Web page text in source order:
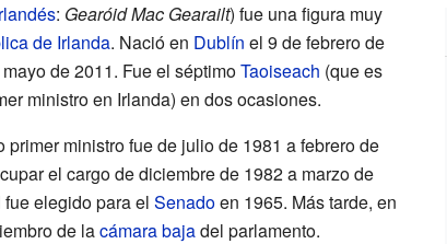
: Gearóid Mac Gearailt) fue una figura muy
de Irlanda. Nació en Dublín el 9 de febrero de
de 2011. Fue el séptimoTaoiseach (que es
ministro en Irlanda) en dos ocasiones.
primer ministro fue de julio de 1981 a febrero de
el cargo de diciembre de 1982 a marzo de
elegido para el Senadoen 1965. Más tarde, en
de lacámara bajadel parlamento.